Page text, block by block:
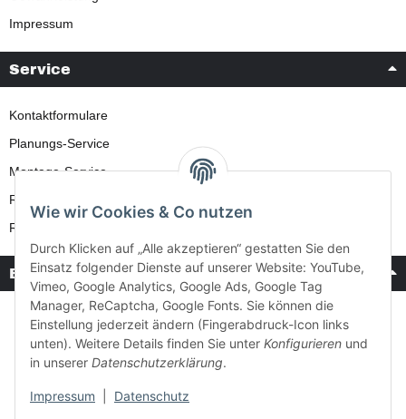
Impressum
Service
Kontaktformulare
Planungs-Service
Montage-Service
Reparatur-Service
Retouren-Service
Bezahlung & Versand
Wie wir Cookies & Co nutzen
Durch Klicken auf „Alle akzeptieren“ gestatten Sie den
Einsatz folgender Dienste auf unserer Website: YouTube,
Vimeo, Google Analytics, Google Ads, Google Tag
Manager, ReCaptcha, Google Fonts. Sie können die
Einstellung jederzeit ändern (Fingerabdruck-Icon links
unten). Weitere Details finden Sie unter Konfigurieren und
in unserer Datenschutzerklärung.
Impressum Datenschutz